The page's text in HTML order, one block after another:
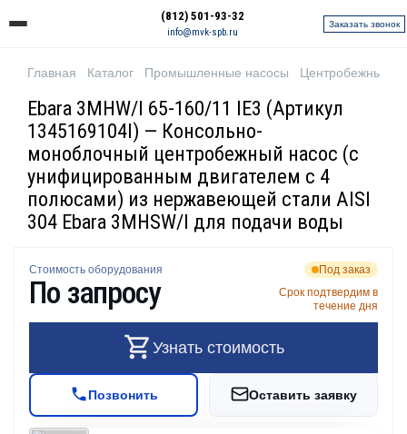
(812) 501-93-32
info@mvk-spb.ru
Заказать звонок
Главная Каталог Промышленные насосы Центробежные
Ebara 3MHW/I 65-160/11 IE3 (Артикул
1345169104I) — Консольно-
моноблочный центробежный насос (с
унифицированным двигателем с 4
полюсами) из нержавеющей стали AISI
304 Ebara 3MHSW/I для подачи воды
Стоимость оборудования
По запросу
Под заказ
Срок подтвердим в
течение дня
Узнать стоимость
Позвонить Оставить заявку